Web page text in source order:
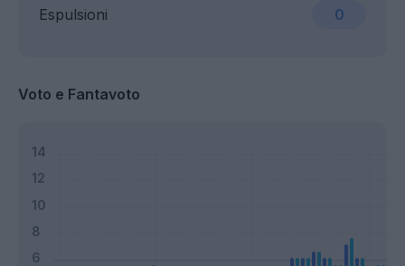
Espulsioni 0
Voto e Fantavoto